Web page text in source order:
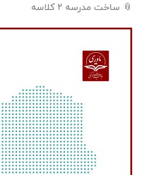
📎 ساخت مدرسه ۲ کلاسه